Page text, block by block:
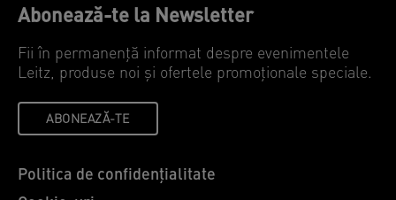
Abonează-te la Newsletter
Fii în permanență informat despre evenimentele
Leitz, produse noi și ofertele promoționale speciale.
ABONEAZĂ-TE
Politica de confidențialitate